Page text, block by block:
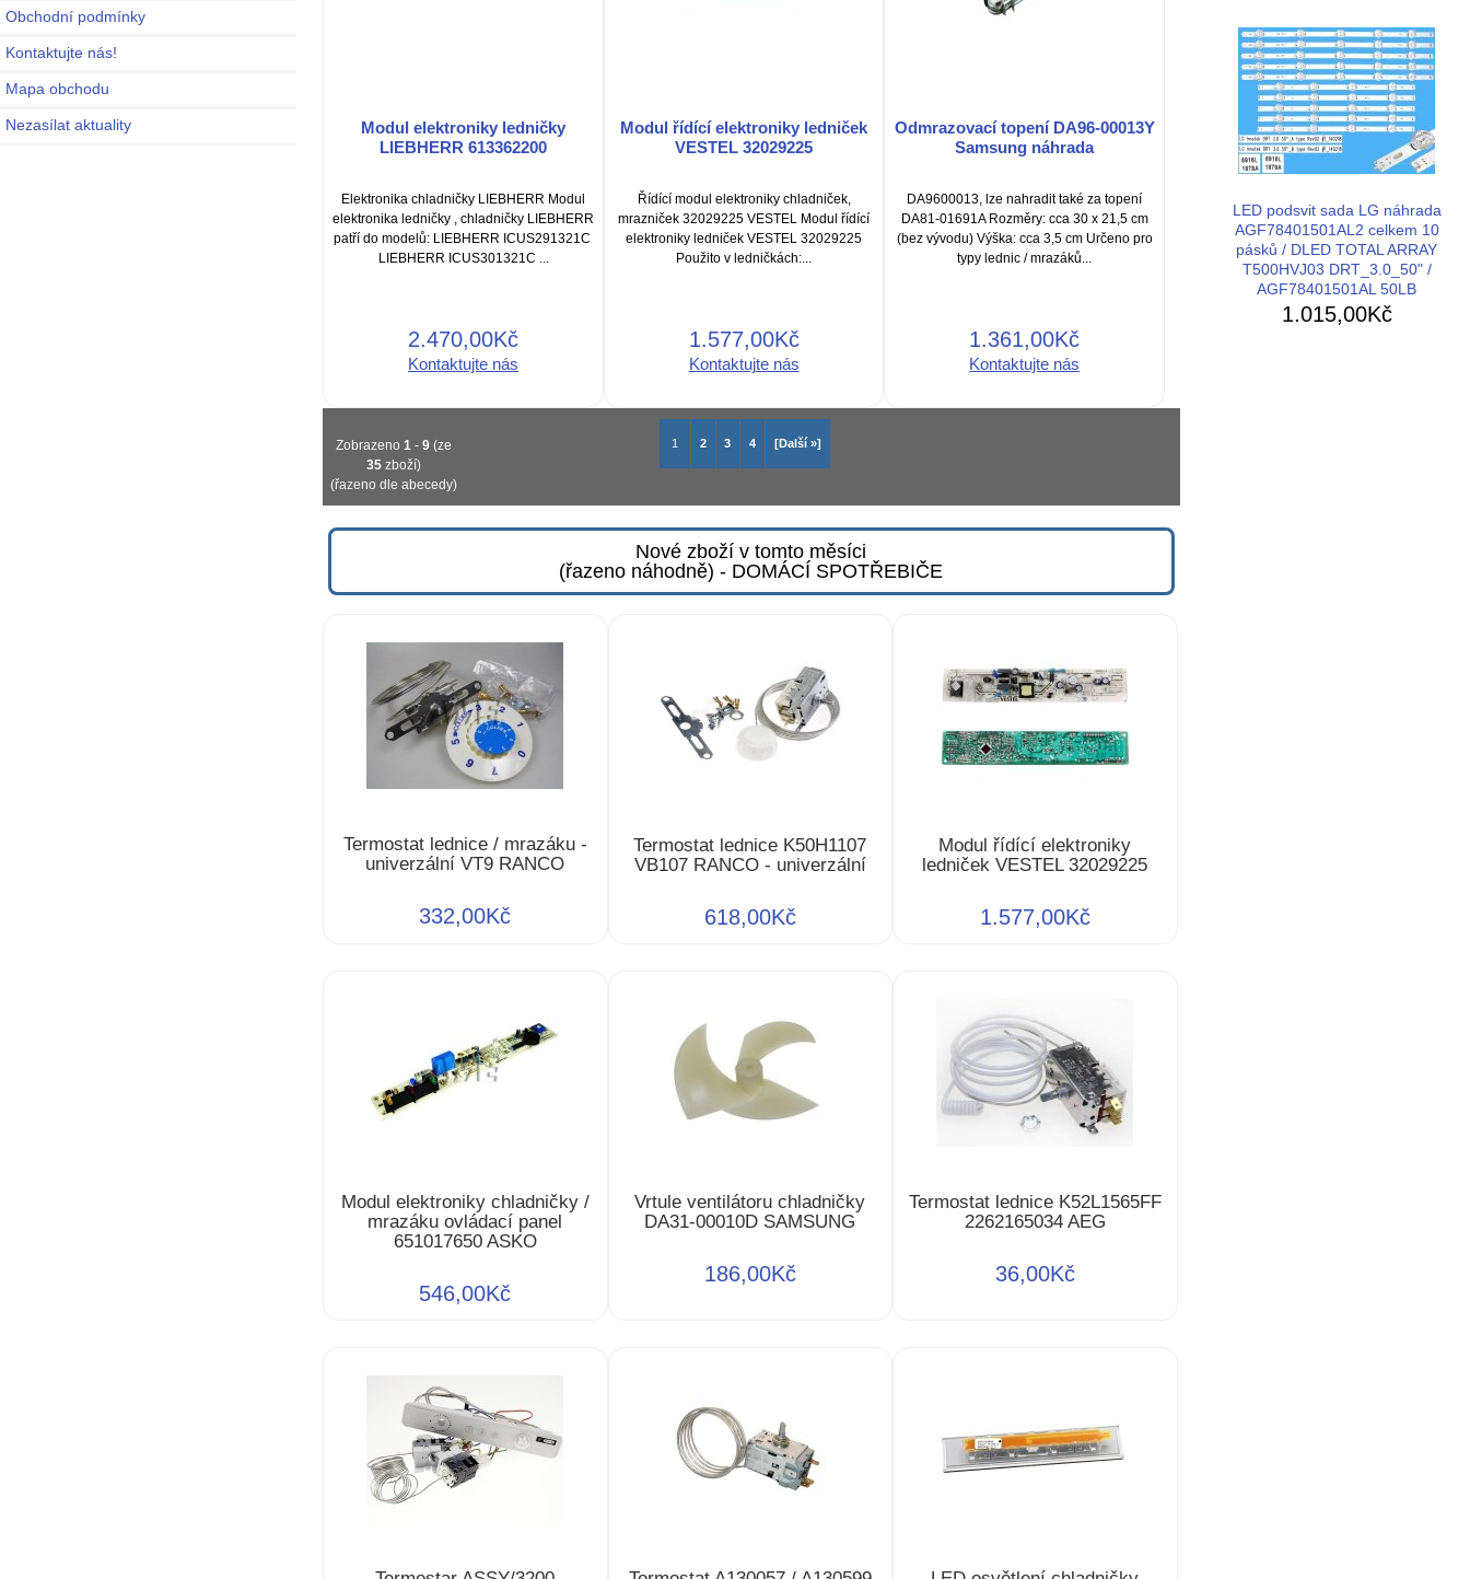
Obchodní podmínky
Kontaktujte nás!
Mapa obchodu
Nezasílat aktuality
Modul elektroniky ledničky
LIEBHERR 613362200
Elektronika chladničky LIEBHERR Modul
elektronika ledničky , chladničky LIEBHERR
patří do modelů: LIEBHERR ICUS291321C
LIEBHERR ICUS301321C ...
2.470,00Kč
Kontaktujte nás
Modul řídící elektroniky ledniček
VESTEL 32029225
Řídící modul elektroniky chladniček,
mrazniček 32029225 VESTEL Modul řídící
elektroniky ledniček VESTEL 32029225
Použito v ledničkách:...
1.577,00Kč
Kontaktujte nás
Odmrazovací topení DA96-00013Y
Samsung náhrada
DA9600013, lze nahradit také za topení
DA81-01691A Rozměry: cca 30 x 21,5 cm
(bez vývodu) Výška: cca 3,5 cm Určeno pro
typy lednic / mrazáků...
1.361,00Kč
Kontaktujte nás
1 2 3 4 [Další »]
Zobrazeno1 -9 (ze
35 zboží)
(řazeno dle abecedy)
Nové zboží v tomto měsíci
(řazeno náhodně) - DOMÁCÍ SPOTŘEBIČE
Termostat lednice / mrazáku -
univerzální VT9 RANCO
332,00Kč
Termostat lednice K50H1107
VB107 RANCO - univerzální
618,00Kč
Modul řídící elektroniky
ledniček VESTEL 32029225
1.577,00Kč
Modul elektroniky chladničky /
mrazáku ovládací panel
651017650 ASKO
546,00Kč
Vrtule ventilátoru chladničky
DA31-00010D SAMSUNG
186,00Kč
Termostat lednice K52L1565FF
2262165034 AEG
36,00Kč
LED podsvit sada LG náhrada
AGF78401501AL2 celkem 10
pásků / DLED TOTAL ARRAY
T500HVJ03 DRT_3.0_50" /
AGF78401501AL 50LB
1.015,00Kč